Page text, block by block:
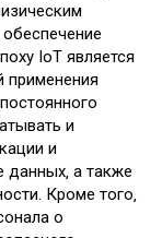
IoT является
применения
и
и
данных‚ а также
Кроме того‚
о